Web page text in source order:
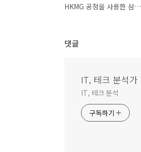
HKMG 공정을 사용한 삼성의 DDR5 RAM 개발
댓글
IT, 테크 분석가
IT, 테크 분석
구독하기